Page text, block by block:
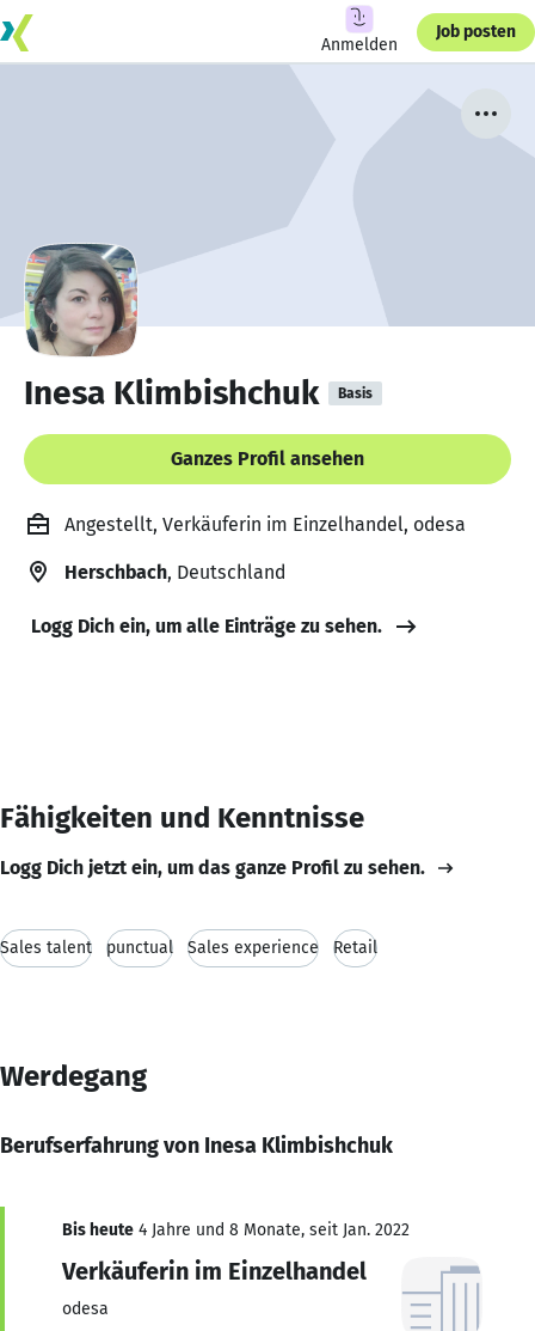
Anmelden
Job posten
Inesa Klimbishchuk Basis
Ganzes Profil ansehen
Angestellt, Verkäuferin im Einzelhandel, odesa
Herschbach, Deutschland
Logg Dich ein, um alle Einträge zu sehen.
Fähigkeiten und Kenntnisse
Logg Dich jetzt ein, um das ganze Profil zu sehen.
Sales talent punctual Sales experience Retail
Werdegang
Berufserfahrung von Inesa Klimbishchuk
Bis heute 4 Jahre und 8 Monate, seit Jan. 2022
Verkäuferin im Einzelhandel
odesa